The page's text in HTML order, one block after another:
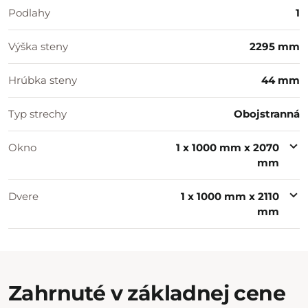
Podlahy 1
Výška steny 2295 mm
Hrúbka steny 44 mm
Typ strechy Obojstranná
Okno
1 x 1000 mm x 2070
mm
Dvere
1 x 1000 mm x 2110
mm
Zahrnuté v základnej cene